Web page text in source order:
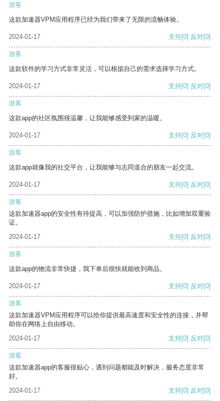
游客
这款加速器VPM应用程序已经为我们带来了无限的流畅体验。
2024-01-17 支持[0] 反对[0]
游客
这款软件的学习方式非常灵活，可以根据自己的需求选择学习方式。
2024-01-17 支持[0] 反对[0]
游客
这款app的社区氛围很温馨，让我能够感受到家的温暖。
2024-01-17 支持[0] 反对[0]
游客
这款app就像我的社交平台，让我能够与志同道合的朋友一起交流。
2024-01-17 支持[0] 反对[0]
游客
这款加速器app的安全性有待提高，可以加强防护措施，比如增加双重验
证。
2024-01-17
支持[0] 反对[0]
游客
这款app的物流非常快捷，我下单后很快就能收到商品。
2024-01-17 支持[0] 反对[0]
游客
这款加速器VPM应用程序可以给你提供最高速度和安全性的连接，并帮
助你在网络上自由移动。
2024-01-17
支持[0] 反对[0]
游客
这款加速器app的客服很贴心，遇到问题都能及时解决，服务态度非常
好。
2024-01-17
支持[0] 反对[0]